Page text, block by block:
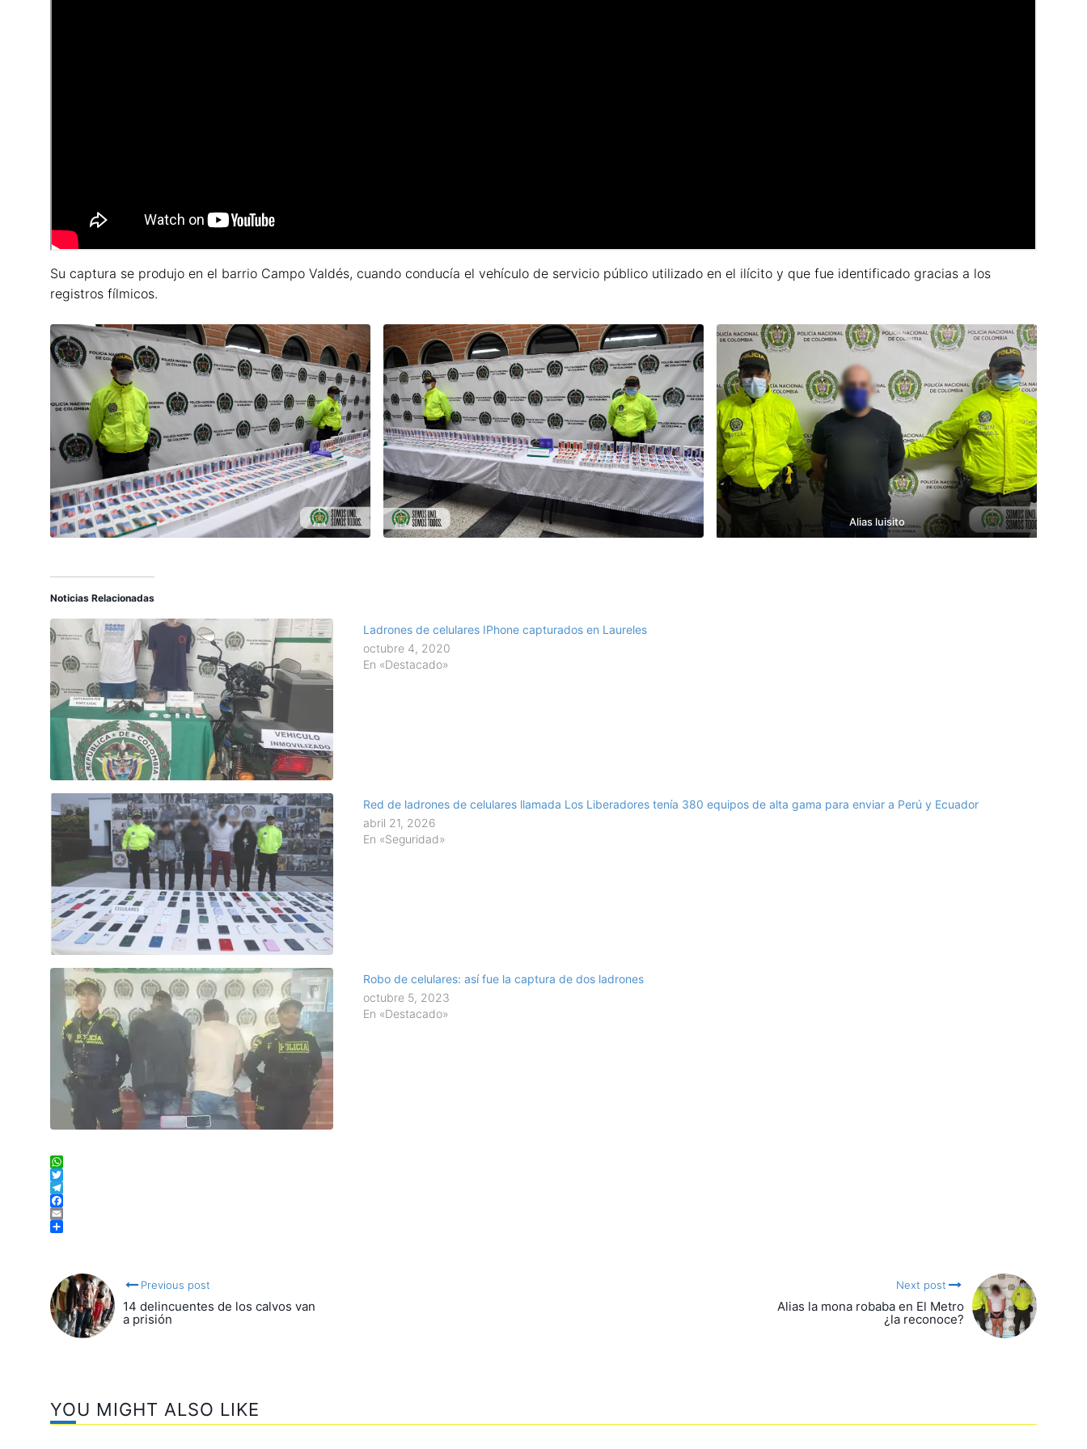
Su captura se produjo en el barrio Campo Valdés, cuando conducía el vehículo de servicio público utilizado en el ilícito y que fue identificado gracias a los
registros fílmicos.
Alias luisito
Noticias Relacionadas
Ladrones de celulares IPhone capturados en Laureles
octubre 4, 2020
En «Destacado»
Red de ladrones de celulares llamada Los Liberadores tenía 380 equipos de alta gama para enviar a Perú y Ecuador
abril 21, 2026
En «Seguridad»
Robo de celulares: así fue la captura de dos ladrones
octubre 5, 2023
En «Destacado»
WhatsApp
Twitter
Telegram
Facebook
Email
Previous post
14 delincuentes de los calvos van
a prisión
Next post
Alias la mona robaba en El Metro
¿la reconoce?
YOU MIGHT ALSO LIKE